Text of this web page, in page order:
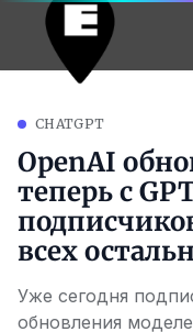
CHATGPT
OpenAI
теперь с
всех
Уже сегодня
обновления